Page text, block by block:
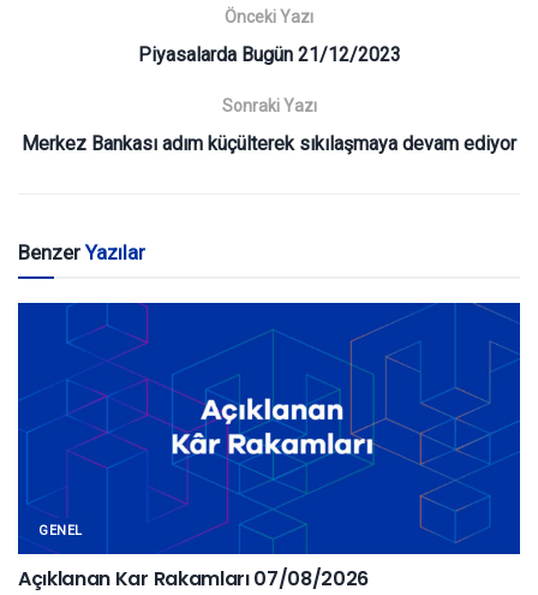
Önceki Yazı
Piyasalarda Bugün 21/12/2023
Sonraki Yazı
Merkez Bankası adım küçülterek sıkılaşmaya devam ediyor
BenzerYazılar
GENEL
Açıklanan Kar Rakamları 07/08/2026